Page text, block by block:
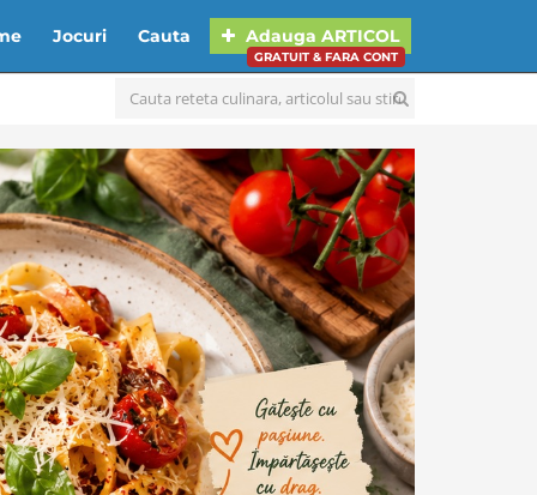
Jocuri Cauta Adauga ARTICOL
GRATUIT & FARA CONT